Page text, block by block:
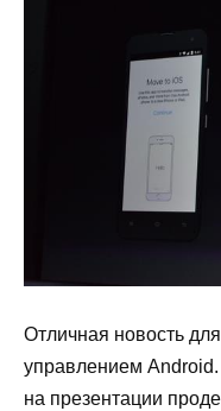
Отличная новость
управлением Android
на презентации